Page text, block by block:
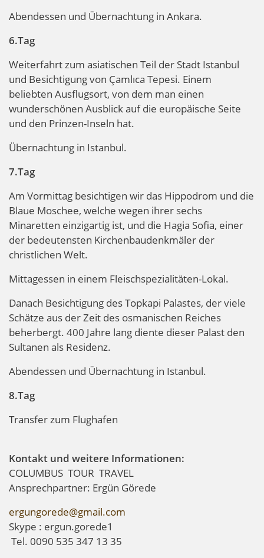
Abendessen und Übernachtung in Ankara.
6.Tag
Weiterfahrt zum asiatischen Teil der Stadt Istanbul
und Besichtigung von Çamlıca Tepesi. Einem
beliebten Ausflugsort, von dem man einen
wunderschönen Ausblick auf die europäische Seite
und den Prinzen-Inseln hat.
Übernachtung in Istanbul.
7.Tag
Am Vormittag besichtigen wir das Hippodrom und die
Blaue Moschee, welche wegen ihrer sechs
Minaretten einzigartig ist, und die Hagia Sofia, einer
der bedeutensten Kirchenbaudenkmäler der
christlichen Welt.
Mittagessen in einem Fleischspezialitäten-Lokal.
Danach Besichtigung des Topkapi Palastes, der viele
Schätze aus der Zeit des osmanischen Reiches
beherbergt. 400 Jahre lang diente dieser Palast den
Sultanen als Residenz.
Abendessen und Übernachtung in Istanbul.
8.Tag
Transfer zum Flughafen
Kontakt und weitere Informationen:
COLUMBUS TOUR TRAVEL
Ansprechpartner: Ergün Görede
ergungorede@gmail.com
Skype : ergun.gorede1
Tel. 0090 535 347 13 35